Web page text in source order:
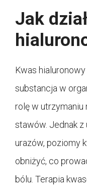
Jak
Kwas
substancja w
rolę w
stawów. Jednak z
urazów, poziomy
obniżyć, co
bólu. Terapia